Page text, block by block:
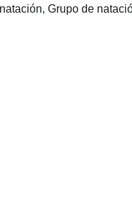
Grupo de